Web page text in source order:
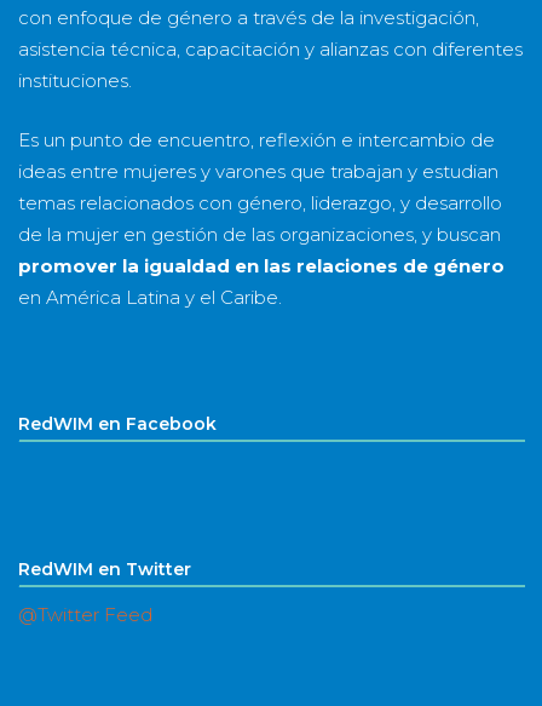
con enfoque de género a través de la investigación,
asistencia técnica, capacitación y alianzas con diferentes
instituciones.
Es un punto de encuentro, reflexión e intercambio de
ideas entre mujeres y varones que trabajan y estudian
temas relacionados con género, liderazgo, y desarrollo
de la mujer en gestión de las organizaciones, y buscan
promover la igualdad en las relaciones de género
en América Latina y el Caribe.
RedWIM en Facebook
RedWIM en Twitter
@Twitter Feed